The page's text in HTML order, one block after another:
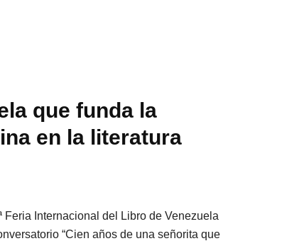
que funda la
en la literatura
Feria Internacional del Libro de Venezuela
“Cien años de una señorita que